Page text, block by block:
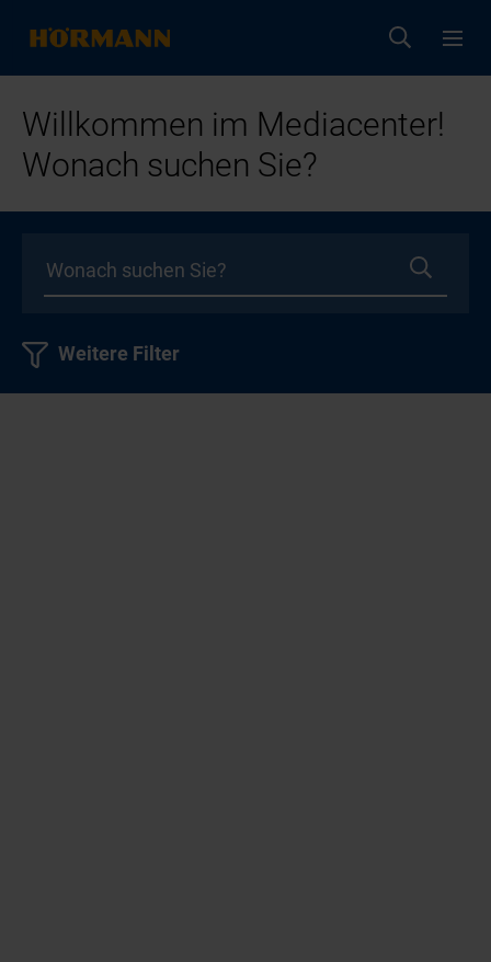
Willkommen im Mediacenter!
Wonach suchen Sie?
Weitere Filter